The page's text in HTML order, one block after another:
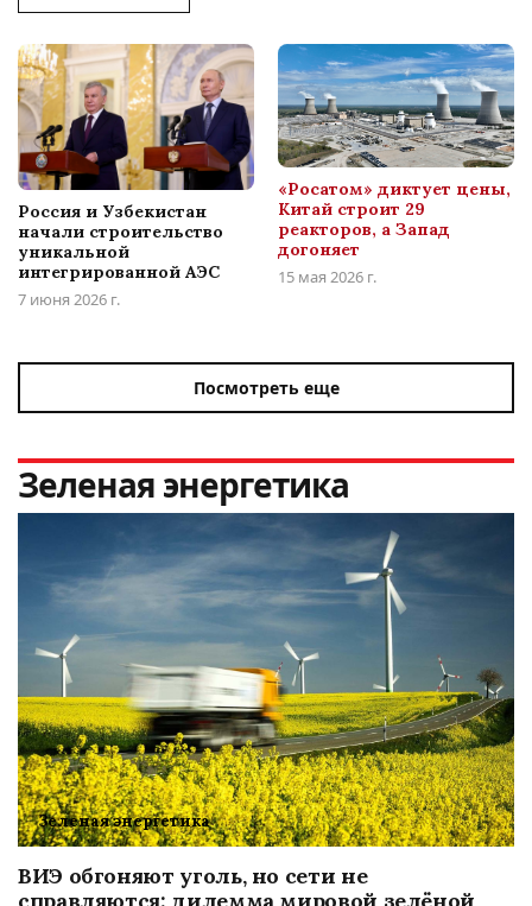
Россия и Узбекистан
начали строительство
уникальной
интегрированной АЭС
7 июня 2026 г.
«Росатом» диктует цены,
Китай строит 29
реакторов, а Запад
догоняет
15 мая 2026 г.
Посмотреть еще
Зеленая энергетика
Зеленая энергетика
ВИЭ обгоняют уголь, но сети не